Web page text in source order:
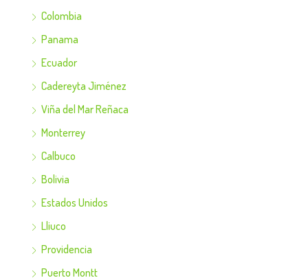
Colombia
Panama
Ecuador
Cadereyta Jiménez
Viña del Mar Reñaca
Monterrey
Calbuco
Bolivia
Estados Unidos
Lliuco
Providencia
Puerto Montt